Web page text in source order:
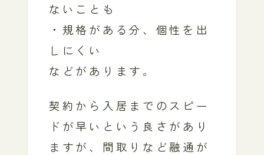
ないことも
・規格がある分、個性を出
しにくい
などがあります。
契約から入居までのスピー
ドが早いという良さがあり
ますが、間取りなど融通が